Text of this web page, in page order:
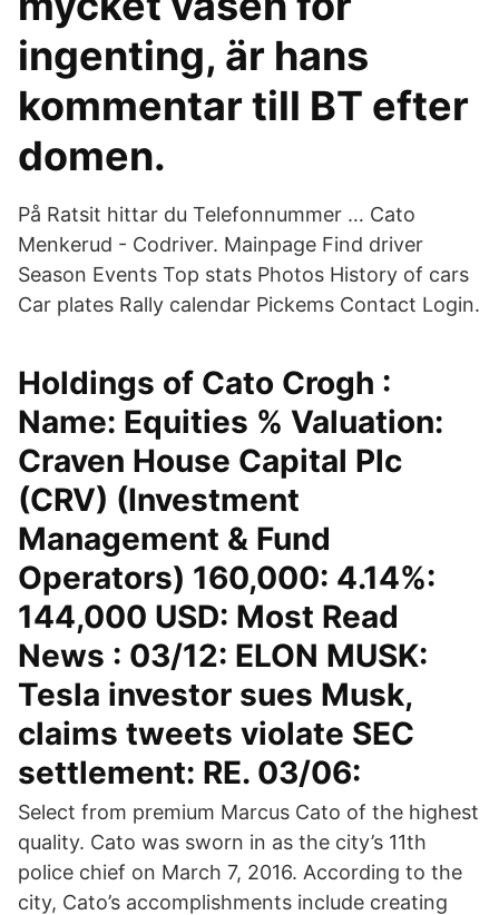
ingenting, är hans
kommentar till BT efter
domen.
På Ratsit hittar du Telefonnummer … Cato
Menkerud - Codriver. Mainpage Find driver
Season Events Top stats Photos History of cars
Car plates Rally calendar Pickems Contact Login.
Holdings of Cato Crogh :
Name: Equities % Valuation:
Craven House Capital Plc
(CRV) (Investment
Management & Fund
Operators) 160,000: 4.14%:
144,000 USD: Most Read
News : 03/12: ELON MUSK:
Tesla investor sues Musk,
claims tweets violate SEC
settlement: RE. 03/06:
Select from premium Marcus Cato of the highest
quality. Cato was sworn in as the city’s 11th
police chief on March 7, 2016. According to the
city, Cato’s accomplishments include creating